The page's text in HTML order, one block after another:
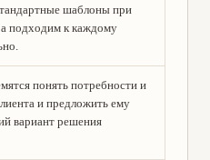
шаблоны при
а подходим к каждому
понять потребности и
и предложить ему
вариант решения